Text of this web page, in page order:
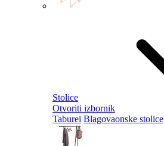
Stolice
Otvoriti izbornik
Taburei Blagovaonske stolice